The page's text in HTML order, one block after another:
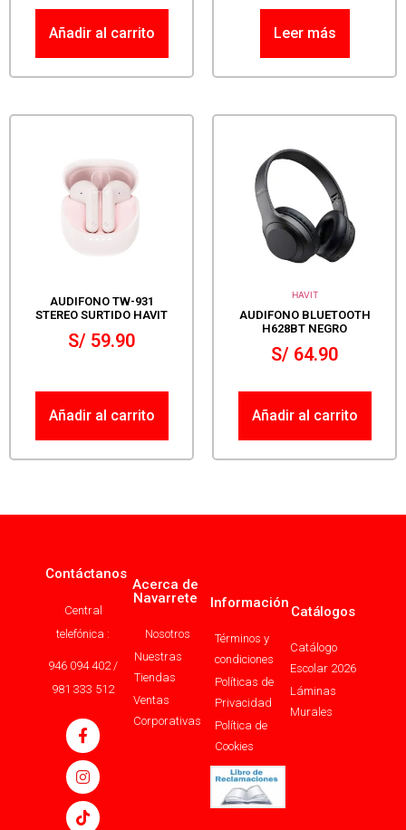
Añadir al carrito Leer más
AUDIFONO TW-931
STEREO SURTIDO HAVIT
S/ 59.90
Añadir al carrito
HAVIT
AUDIFONO BLUETOOTH
H628BT NEGRO
S/ 64.90
Añadir al carrito
Contáctanos
Central
telefónica :
946 094 402 /
981 333 512
Acerca de
Navarrete
Nosotros
Nuestras
Tiendas
Ventas
Corporativas
Información
Términos y
condiciones
Políticas de
Privacidad
Política de
Cookies
Catálogos
Catálogo
Escolar 2026
Láminas
Murales